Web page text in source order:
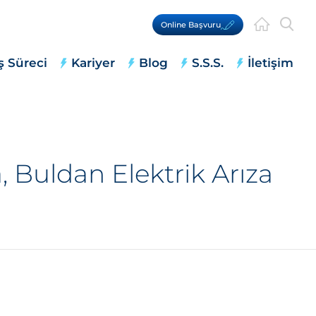
Online Başvuru
Süreci Kariyer Blog S.S.S. İletişim
Elektrik Arıza